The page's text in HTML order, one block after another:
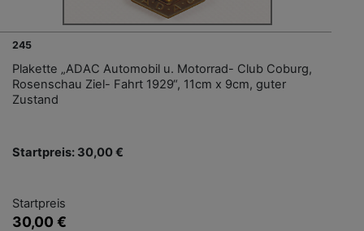
245
Plakette „ADAC Automobil u. Motorrad- Club Coburg,
Rosenschau Ziel- Fahrt 1929“, 11cm x 9cm, guter
Zustand
Startpreis: 30,00 €
Startpreis
30,00 €